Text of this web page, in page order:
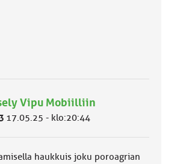
Vipu Mobiilliin
17.05.25 - klo:20:44
haukkuis joku poroagrian